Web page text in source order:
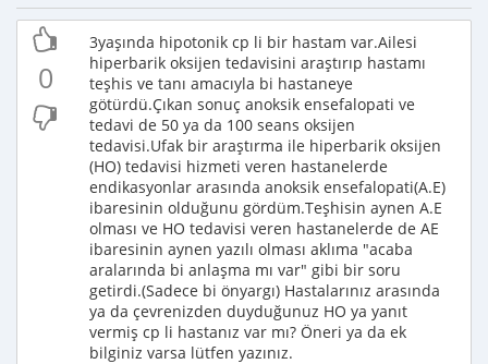
0
3yaşında hipotonik cp li bir hastam var.Ailesi
hiperbarik oksijen tedavisini araştırıp hastamı
teşhis ve tanı amacıyla bi hastaneye
götürdü.Çıkan sonuç anoksik ensefalopati ve
tedavi de 50 ya da 100 seans oksijen
tedavisi.Ufak bir araştırma ile hiperbarik oksijen
(HO) tedavisi hizmeti veren hastanelerde
endikasyonlar arasında anoksik ensefalopati(A.E)
ibaresinin olduğunu gördüm.Teşhisin aynen A.E
olması ve HO tedavisi veren hastanelerde de AE
ibaresinin aynen yazılı olması aklıma "acaba
aralarında bi anlaşma mı var" gibi bir soru
getirdi.(Sadece bi önyargı) Hastalarınız arasında
ya da çevrenizden duyduğunuz HO ya yanıt
vermiş cp li hastanız var mı? Öneri ya da ek
bilginiz varsa lütfen yazınız.